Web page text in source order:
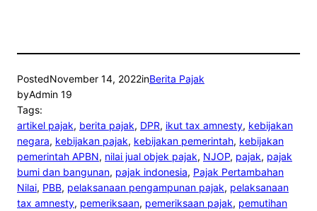
PostedNovember 14, 2022inBerita Pajak
byAdmin 19
Tags:
artikel pajak, berita pajak, DPR, ikut tax amnesty, kebijakan
negara, kebijakan pajak, kebijakan pemerintah, kebijakan
pemerintah APBN, nilai jual objek pajak, NJOP, pajak, pajak
bumi dan bangunan, pajak indonesia, Pajak Pertambahan
Nilai, PBB, pelaksanaan pengampunan pajak, pelaksanaan
tax amnesty, pemeriksaan, pemeriksaan pajak, pemutihan